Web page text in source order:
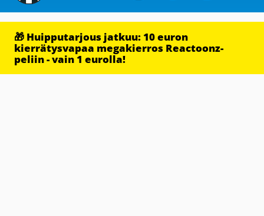
🎁 Huipputarjous jatkuu: 10 euron
kierrätysvapaa megakierros Reactoonz-
peliin - vain 1 eurolla!